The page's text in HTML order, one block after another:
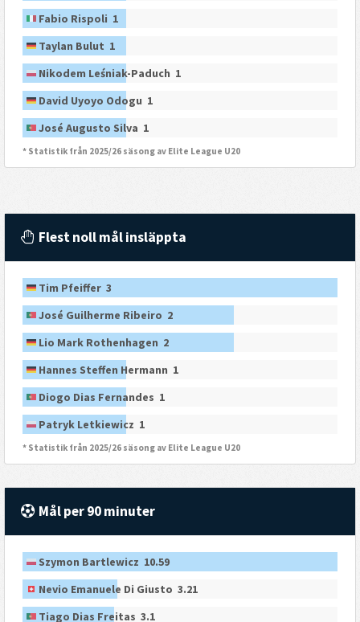
Fabio Rispoli 1
Taylan Bulut 1
Nikodem Leśniak-Paduch 1
David Uyoyo Odogu 1
José Augusto Silva 1
* Statistik från 2025/26 säsong av Elite League U20
Flest noll mål insläppta
Tim Pfeiffer 3
José Guilherme Ribeiro 2
Lio Mark Rothenhagen 2
Hannes Steffen Hermann 1
Diogo Dias Fernandes 1
Patryk Letkiewicz 1
* Statistik från 2025/26 säsong av Elite League U20
Mål per 90 minuter
Szymon Bartlewicz 10.59
Nevio Emanuele Di Giusto 3.21
Tiago Dias Freitas 3.1